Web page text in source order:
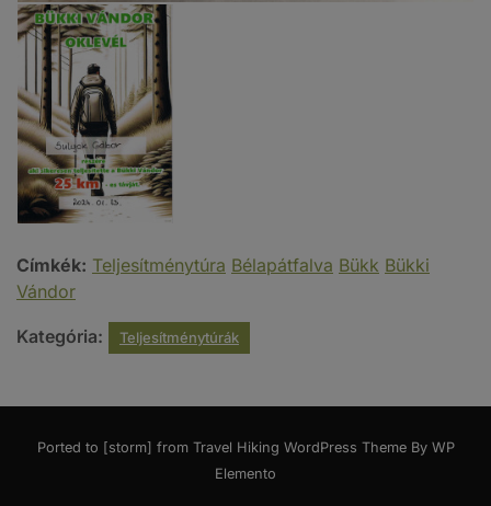
Címkék: Teljesítménytúra Bélapátfalva Bükk Bükki
Vándor
Kategória: Teljesítménytúrák
Ported to [storm] from Travel Hiking WordPress Theme By WP
Elemento